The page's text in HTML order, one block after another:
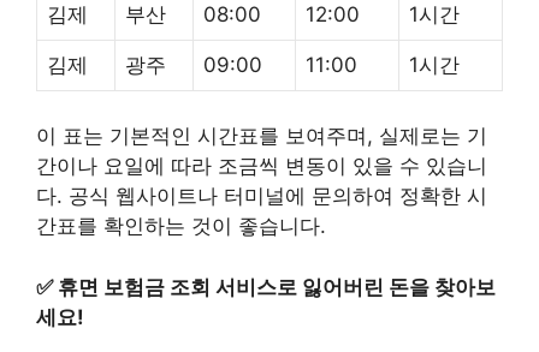
김제 부산 08:00 12:00 1시간
김제 광주 09:00 11:00 1시간
이 표는 기본적인 시간표를 보여주며, 실제로는 기
간이나 요일에 따라 조금씩 변동이 있을 수 있습니
다. 공식 웹사이트나 터미널에 문의하여 정확한 시
간표를 확인하는 것이 좋습니다.
✅ 휴면 보험금 조회 서비스로 잃어버린 돈을 찾아보
세요!